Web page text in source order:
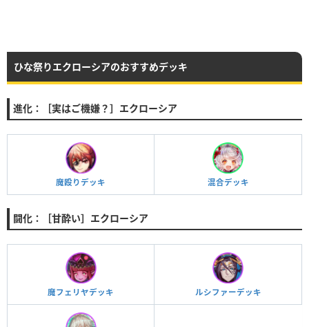
ひな祭りエクローシアのおすすめデッキ
進化：［実はご機嫌？］エクローシア
魔殴りデッキ 混合デッキ
闘化：［甘酔い］エクローシア
魔フェリヤデッキ ルシファーデッキ